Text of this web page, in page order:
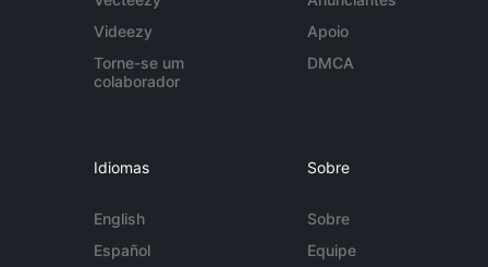
Videezy
Torne-se um
colaborador
Apoio
DMCA
Idiomas
English
Español
Sobre
Sobre
Equipe